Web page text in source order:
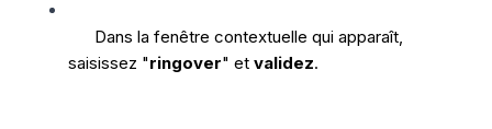
Dans la fenêtre contextuelle qui apparaît,
saisissez "ringover" et validez.